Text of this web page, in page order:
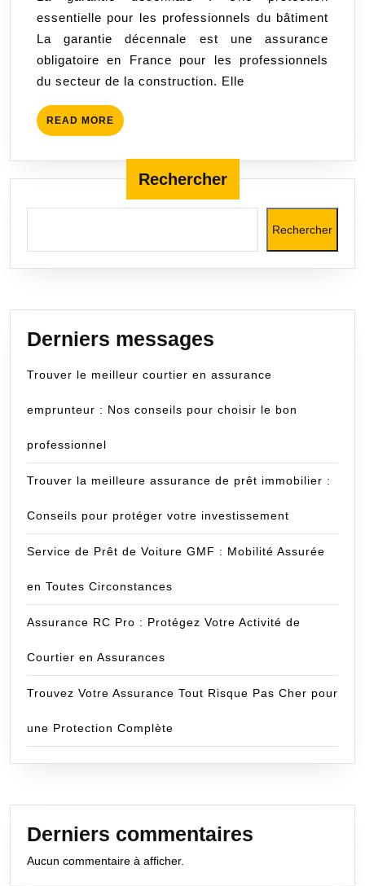
pour
essentielle pour les professionnels du bâtiment
La garantie décennale est une assurance
obligatoire en France pour les professionnels
du secteur de la construction. Elle
READ MORE READ
MORE
Rechercher
Rechercher
Derniers messages
Trouver le meilleur courtier en assurance
emprunteur : Nos conseils pour choisir le bon
professionnel
Trouver la meilleure assurance de prêt immobilier :
Conseils pour protéger votre investissement
Service de Prêt de Voiture GMF : Mobilité Assurée
en Toutes Circonstances
Assurance RC Pro : Protégez Votre Activité de
Courtier en Assurances
Trouvez Votre Assurance Tout Risque Pas Cher pour
une Protection Complète
Derniers commentaires
Aucun commentaire à afficher.